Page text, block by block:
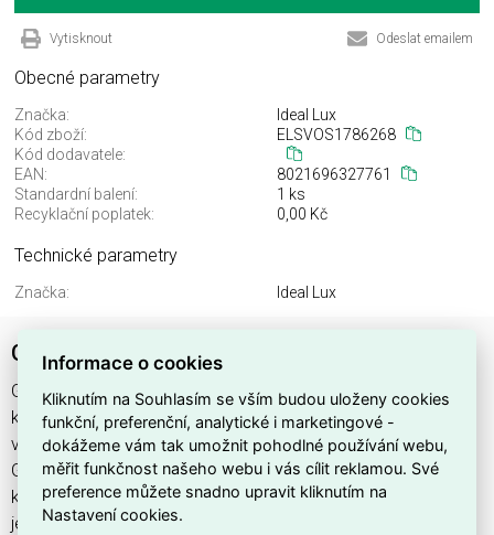
Vytisknout Odeslat emailem
Obecné parametry
Značka:
Ideal Lux
Kód zboží:
ELSVOS1786268
Kód dodavatele:
EAN:
8021696327761
Standardní balení:
1 ks
Recyklační poplatek:
0,00 Kč
Technické parametry
Značka: Ideal Lux
GAME TRIM SQUARE 11W 3000K BK BK IP65
GAME TRIM SQUARE 11W 3000K BK BK IP65 najdete v
kategoriích Svítidla, Svítidla, světelné zdroje a LED osvětlení,
výrobce Ideal Lux, EAN 8021696327761, kód dodavatele .
GAME TRIM SQUARE 11W 3000K BK BK IP65 nabízíme od 1
ks. Kód EMAS GAME TRIM SQUARE 11W 3000K BK BK IP65
je ELSVOS1786268.
Informace o cookies
Kliknutím na Souhlasím se vším budou uloženy cookies
funkční, preferenční, analytické i marketingové -
dokážeme vám tak umožnit pohodlné používání webu,
měřit funkčnost našeho webu i vás cílit reklamou. Své
preference můžete snadno upravit kliknutím na
Nastavení cookies.